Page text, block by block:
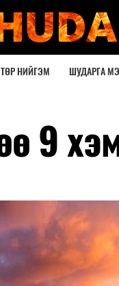
НИЙГЭМ ШУДАРГА
9